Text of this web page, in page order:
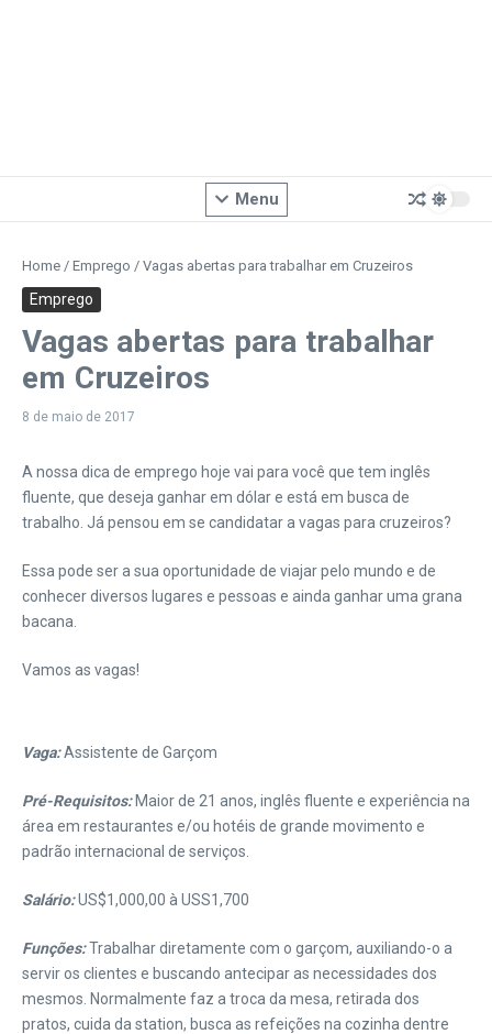
Menu
Home / Emprego / Vagas abertas para trabalhar em Cruzeiros
Emprego
Vagas abertas para trabalhar
em Cruzeiros
8 de maio de 2017
A nossa dica de emprego hoje vai para você que tem inglês
fluente, que deseja ganhar em dólar e está em busca de
trabalho. Já pensou em se candidatar a vagas para cruzeiros?
Essa pode ser a sua oportunidade de viajar pelo mundo e de
conhecer diversos lugares e pessoas e ainda ganhar uma grana
bacana.
Vamos as vagas!
Vaga:Assistente de Garçom
Pré-Requisitos:Maior de 21 anos, inglês fluente e experiência na
área em restaurantes e/ou hotéis de grande movimento e
padrão internacional de serviços.
Salário:US$1,000,00 à USS1,700
Funções:Trabalhar diretamente com o garçom, auxiliando-o a
servir os clientes e buscando antecipar as necessidades dos
mesmos. Normalmente faz a troca da mesa, retirada dos
pratos, cuida da station, busca as refeições na cozinha dentre